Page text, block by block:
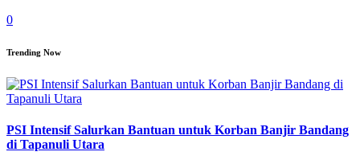
0
Trending Now
PSI Intensif Salurkan Bantuan untuk Korban Banjir Bandang
di Tapanuli Utara